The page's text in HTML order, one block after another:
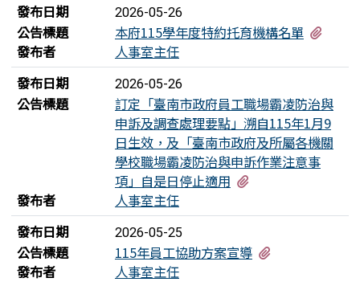
發布日期
2026-05-26
公告標題 本府115學年度特約托育機構名單
發布者
人事室主任
發布日期
2026-05-26
公告標題
訂定「臺南市政府員工職場霸凌防治與
申訴及調查處理要點」溯自115年1月9
日生效，及「臺南市政府及所屬各機關
學校職場霸凌防治與申訴作業注意事
項」自是日停止適用
發布者
人事室主任
發布日期
2026-05-25
公告標題 115年員工協助方案宣導
發布者
人事室主任